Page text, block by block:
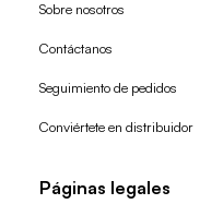
Sobre nosotros
Contáctanos
Seguimiento de pedidos
Conviértete en distribuidor
Páginas legales